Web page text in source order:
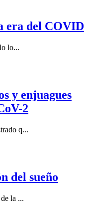
era del COVID
lo...
y enjuagues
2
q...
del sueño
la ...